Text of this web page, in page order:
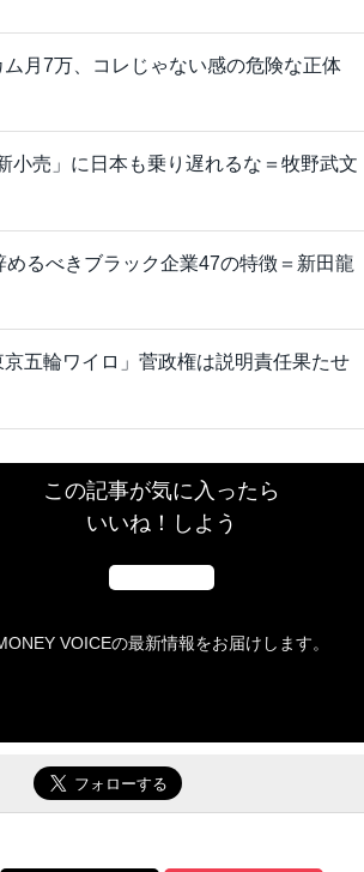
月7万、コレじゃない感の危険な正体
小売」に日本も乗り遅れるな＝牧野武文
るべきブラック企業47の特徴＝新田龍
五輪ワイロ」菅政権は説明責任果たせ
この記事が気に入ったら
いいね！しよう
VOICEの最新情報をお届けします。